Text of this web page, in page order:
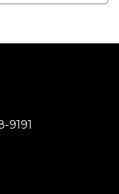
9191